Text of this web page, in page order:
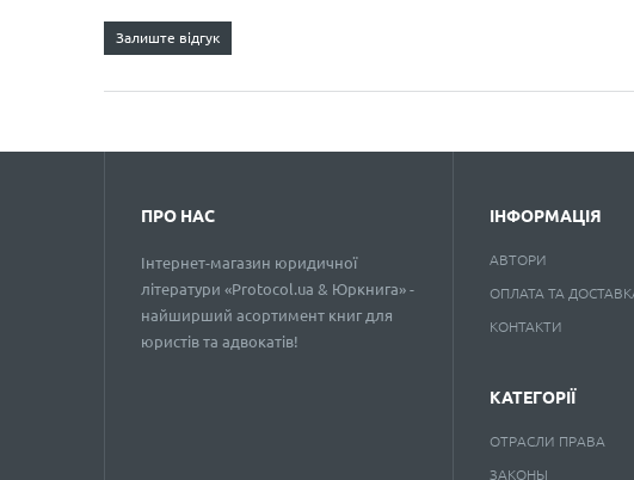
Залиште відгук
ПРО НАС
Інтернет-магазин юридичної
літератури «Protocol.ua & Юркнига» -
найширший асортимент книг для
юристів та адвокатів!
ІНФОРМАЦІЯ
АВТОРИ
ОПЛАТА ТА
КОНТАКТИ
КАТЕГОРІЇ
ОТРАСЛИ ПРАВА
ЗАКОНЫ